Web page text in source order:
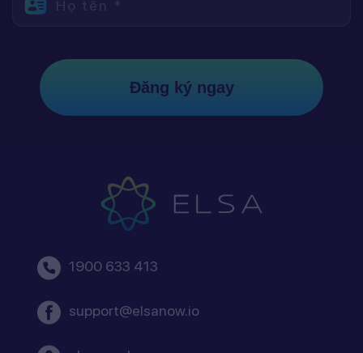
Họ tên *
Đăng ký ngay
1900 633 413
support@elsanow.io